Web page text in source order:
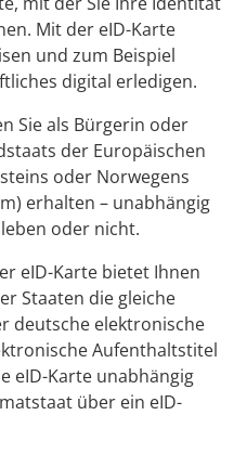
Mit der eID-Karte
und zum Beispiel
digital erledigen.
Sie als Bürgerin oder
der Europäischen
oder Norwegens
erhalten – unabhängig
oder nicht.
eID-Karte bietet Ihnen
Staaten die gleiche
deutsche elektronische
Aufenthaltstitel
eID-Karte unabhängig
über ein eID-